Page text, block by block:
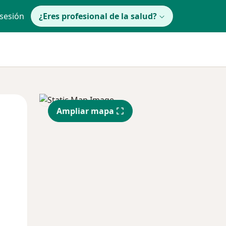
¿Eres profesional de la salud?
Mié
12 Ago
Jue
13 Ago
Ampliar mapa